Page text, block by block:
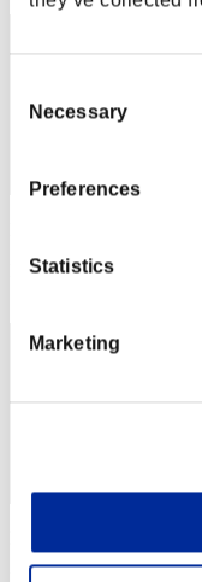
Selection
Necessary
Preferences
Statistics
Marketing
Posición